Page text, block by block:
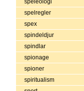
speleologi
spelregler
spex
spindeldjur
spindlar
spionage
spioner
spiritualism